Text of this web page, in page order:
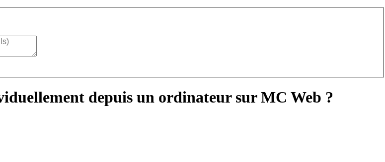
depuis un ordinateur sur MC Web ?